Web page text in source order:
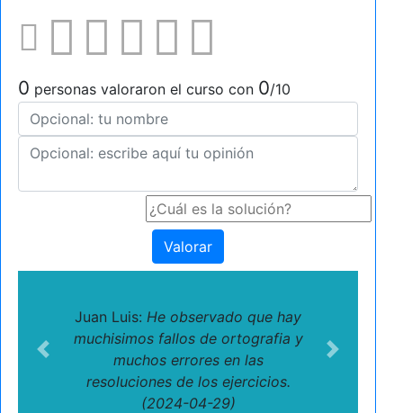
0 personas valoraron el curso con 0/10
Valorar
Juan Luis: He observado que hay
muchisimos fallos de ortografia y
muchos errores en las
resoluciones de los ejercicios.
(2024-04-29)
Previous Next